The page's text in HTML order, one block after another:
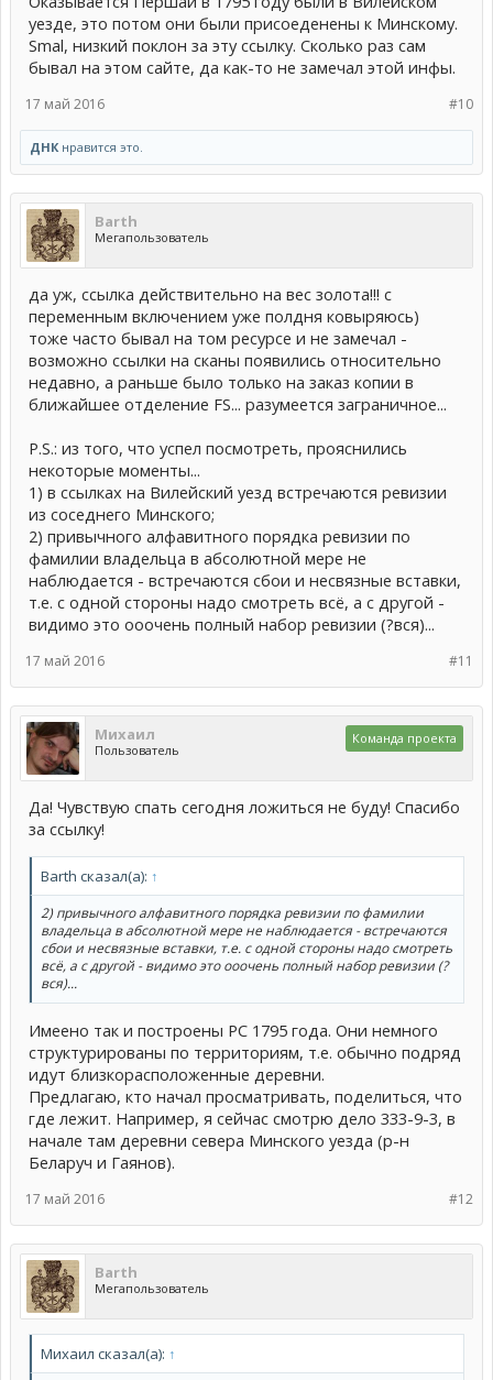
уезде, это потом они были присоеденены к Минскому.
Smal, низкий поклон за эту ссылку. Сколько раз сам
бывал на этом сайте, да как-то не замечал этой инфы.
#10
17 май 2016
ДНК нравится это.
Barth
Мегапользователь
да уж, ссылка действительно на вес золота!!! с
переменным включением уже полдня ковыряюсь)
тоже часто бывал на том ресурсе и не замечал -
возможно ссылки на сканы появились относительно
недавно, а раньше было только на заказ копии в
ближайшее отделение FS... разумеется заграничное...
P.S.: из того, что успел посмотреть, прояснились
некоторые моменты...
1) в ссылках на Вилейский уезд встречаются ревизии
из соседнего Минского;
2) привычного алфавитного порядка ревизии по
фамилии владельца в абсолютной мере не
наблюдается - встречаются сбои и несвязные вставки,
т.е. с одной стороны надо смотреть всё, а с другой -
видимо это ооочень полный набор ревизии (?вся)...
#11
17 май 2016
Михаил
Пользователь
Команда проекта
Да! Чувствую спать сегодня ложиться не буду! Спасибо
за ссылку!
Barth сказал(а): ↑
2) привычного алфавитного порядка ревизии по фамилии
владельца в абсолютной мере не наблюдается - встречаются
сбои и несвязные вставки, т.е. с одной стороны надо смотреть
всё, а с другой - видимо это ооочень полный набор ревизии (?
вся)...
Имеено так и построены РС 1795 года. Они немного
структурированы по территориям, т.е. обычно подряд
идут близкорасположенные деревни.
Предлагаю, кто начал просматривать, поделиться, что
где лежит. Например, я сейчас смотрю дело 333-9-3, в
начале там деревни севера Минского уезда (р-н
Беларуч и Гаянов).
#12
17 май 2016
Barth
Мегапользователь
Михаил сказал(а): ↑